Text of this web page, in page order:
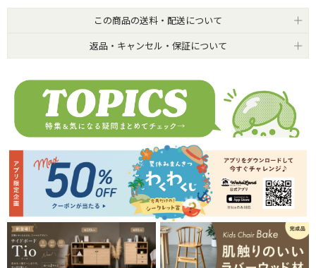
この商品の送料・配送について
返品・キャンセル・保証について